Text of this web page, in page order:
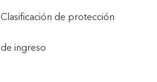
Clasificación de protección
de ingreso